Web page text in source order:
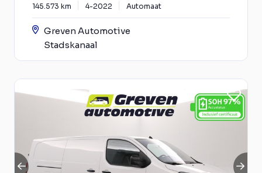
145.573 km 4-2022 Automaat
Greven Automotive
Stadskanaal